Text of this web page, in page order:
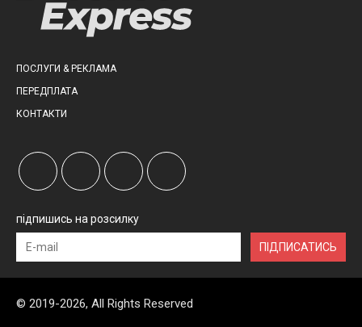
ПОСЛУГИ & РЕКЛАМА
ПЕРЕДПЛАТА
КОНТАКТИ
підпишись на розсилку
ПІДПИСАТИСЬ
© 2019-2026, All Rights Reserved